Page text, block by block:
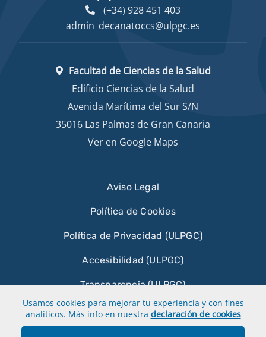
(+34) 928 451 403
admin_decanatoccs@ulpgc.es
Facultad de Ciencias de la Salud
Edificio Ciencias de la Salud
Avenida Marítima del Sur S/N
35016 Las Palmas de Gran Canaria
Ver en Google Maps
Aviso Legal
Política de Cookies
Política de Privacidad (ULPGC)
Accesibilidad (ULPGC)
Transparencia (ULPGC)
Sobre esta web
Usamos cookies para mejorar tu experiencia y con fines
analíticos. Más info en nuestra declaración de cookies